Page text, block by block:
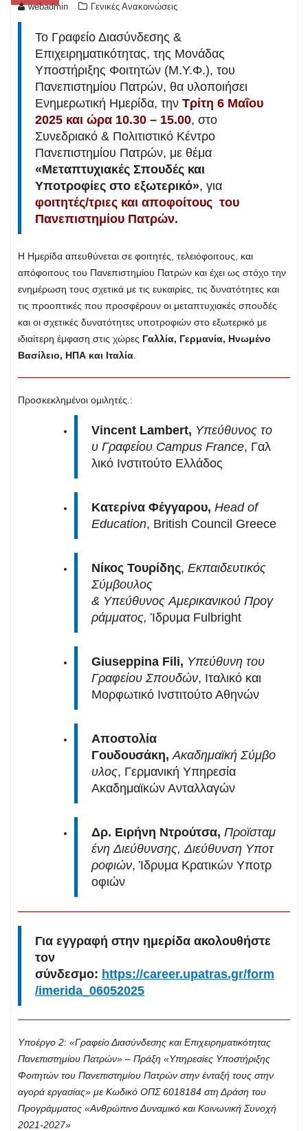
webadmin Γενικές Ανακοινώσεις
Το Γραφείο Διασύνδεσης &
Επιχειρηματικότητας, της Μονάδας
Υποστήριξης Φοιτητών (Μ.Υ.Φ.), του
Πανεπιστημίου Πατρών, θα υλοποιήσει
Ενημερωτική Ημερίδα, την Τρίτη 6 Μαΐου
2025 και ώρα 10.30 – 15.00, στο
Συνεδριακό & Πολιτιστικό Κέντρο
Πανεπιστημίου Πατρών, με θέμα
«Μεταπτυχιακές Σπουδές και
Υποτροφίες στο εξωτερικό», για
φοιτητές/τριες και αποφοίτους του
Πανεπιστημίου Πατρών.
Η Ημερίδα απευθύνεται σε φοιτητές, τελειόφοιτους, και
απόφοιτους του Πανεπιστημίου Πατρών και έχει ως στόχο την
ενημέρωση τους σχετικά με τις ευκαιρίες, τις δυνατότητες και
τις προοπτικές που προσφέρουν οι μεταπτυχιακές σπουδές
και οι σχετικές δυνατότητες υποτροφιών στο εξωτερικό με
ιδιαίτερη έμφαση στις χώρες Γαλλία, Γερμανία, Ηνωμένο
Βασίλειο, ΗΠΑ και Ιταλία
Προσκεκλημένοι ομιλητές.:
Vincent Lambert, Yπεύθυνος το
υ Γραφείου Campus France, Γαλ
λικό Ινστιτούτο Ελλάδος
Κατερίνα Φέγγαρου, Head of
Education, British Council Greece
Νίκος Τουρίδης, Εκπαιδευτικός
Σύμβουλος
& Υπεύθυνος Αμερικανικού Προγ
ράμματος,Ίδρυμα Fulbright
Giuseppina Fili, Υπεύθυνη του
Γραφείου Σπουδών, Ιταλικό και
Μορφωτικό Ινστιτούτο Αθηνών
Αποστολία
Γουδουσάκη, Ακαδημαϊκή Σύμβο
υλος, Γερμανική Υπηρεσία
Ακαδημαϊκών Ανταλλαγών
Δρ. Ειρήνη Ντρούτσα, Προϊσταμ
ένη Διεύθυνσης, Διεύθυνση Υποτ
ροφιών, Ίδρυμα Κρατικών Υποτρ
οφιών
Για εγγραφή στην ημερίδα ακολουθήστε
τον
σύνδεσμο: https://career.upatras.gr/form
/imerida_06052025
Υποέργο 2: «Γραφείο Διασύνδεσης και Επιχειρηματικότητας
Πανεπιστημίου Πατρών» – Πράξη «Υπηρεσίες Υποστήριξης
Φοιτητών του Πανεπιστημίου Πατρών στην ένταξή τους στην
αγορά εργασίας» με Κωδικό ΟΠΣ 6018184 στη Δράση του
Προγράμματος «Ανθρώπινο Δυναμικό και Κοινωνική Συνοχή
2021-2027»